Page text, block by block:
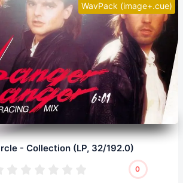
WavPack (image+.cue)
- Collection (LP, 32/192.0)
0